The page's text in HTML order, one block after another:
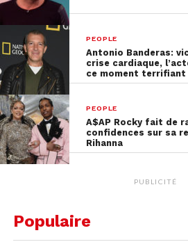
PEOPLE
Antonio Banderas:
crise cardiaque,
ce moment terrifiant
PEOPLE
A$AP Rocky fait de
confidences sur sa
Rihanna
PUBLICITÉ
Populaire